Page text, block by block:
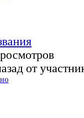
от